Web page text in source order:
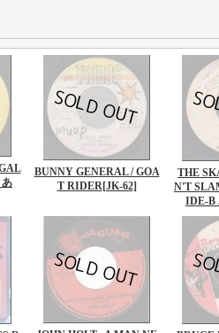
BUNNY GENERAL / GOA
T RIDER[JK-62]
THE
N'T
IDE-B